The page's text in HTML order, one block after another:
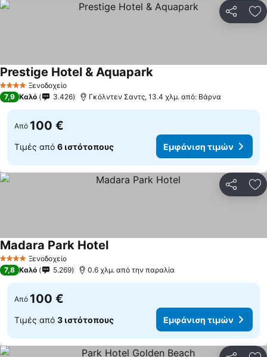
4 ΑστέριαΞενοδοχείο
Prestige Hotel & Aquapark
7,9 Καλό 3.426 Γκόλντεν Σαντς, 13.4 χλμ. από: Βάρνα
Από 100 €
Τιμές από 6 ιστότοπους Εμφάνιση τιμών
4 ΑστέριαΞενοδοχείο
Madara Park Hotel
7,8 Καλό 5.269 0.6 χλμ. από την παραλία
Από 100 €
Τιμές από 3 ιστότοπους Εμφάνιση τιμών